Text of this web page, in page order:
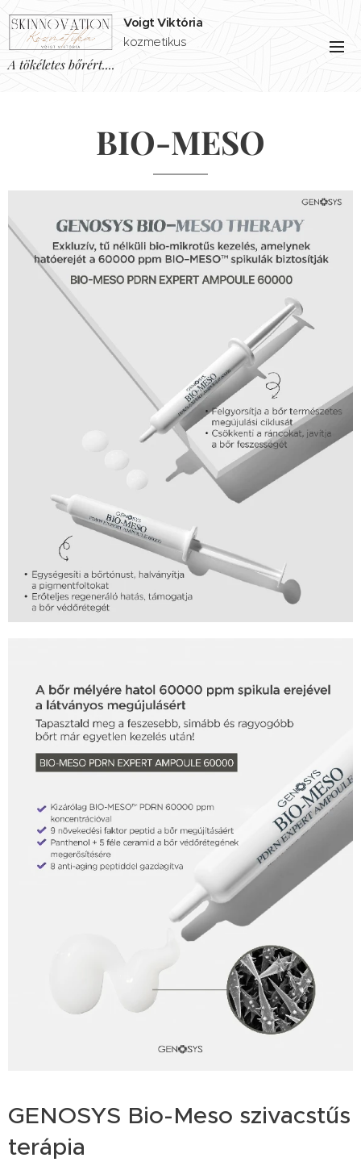
Voigt Viktória
kozmetikus
A tökéletes bőrért....
BIO-MESO
GENOSYS Bio-Meso szivacstűs
terápia